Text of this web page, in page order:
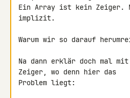
Ein Array ist kein Zeiger.
implizit.
Warum wir so darauf
Na dann erklär doch mal
Zeiger, wo denn hier das
Problem liegt: